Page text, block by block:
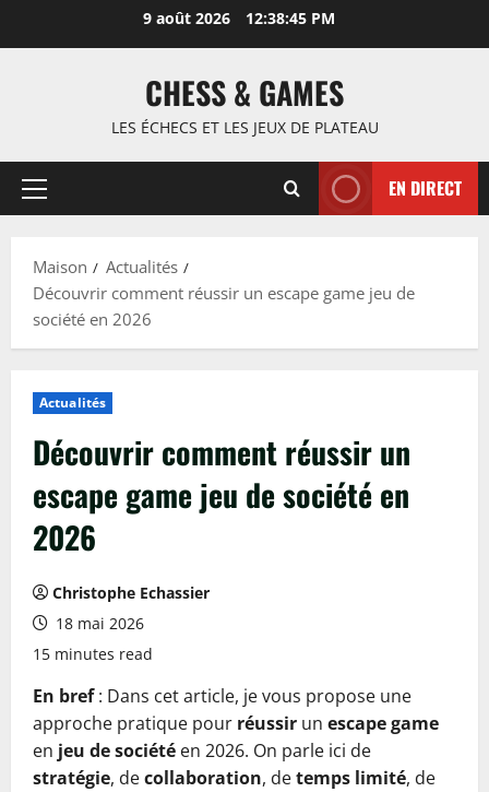
9 août 2026 12:38:46 PM
CHESS & GAMES
LES ÉCHECS ET LES JEUX DE PLATEAU
Menu
EN DIRECT
Maison
Actualités
Découvrir comment réussir un escape game jeu de
société en 2026
Actualités
Découvrir comment réussir un
escape game jeu de société en
2026
Christophe Echassier
18 mai 2026
15 minutes read
En bref: Dans cet article, je vous propose une
approche pratique pour réussir un escape game
en jeu de société en 2026. On parle ici de
stratégie, decollaboration, detemps limité, de